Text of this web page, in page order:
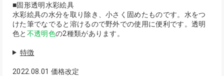
■固形透明水彩絵具
水彩絵具の水分を取り除き、小さく固めたものです。水をつ
けた筆でなでると溶けるので野外での使用に便利です。透明
色と 不透明色の2種類があります。
特徴
2022.08.01 価格改定